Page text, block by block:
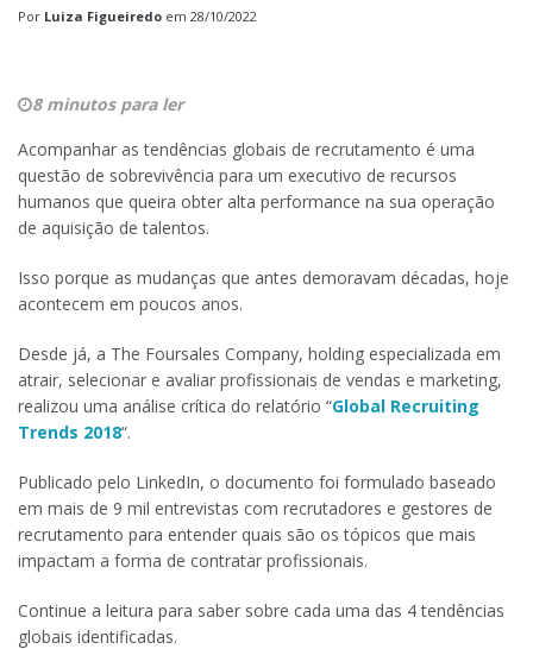
Por Luiza Figueiredo em 28/10/2022
8 minutos para ler
Acompanhar as tendências globais de recrutamento é uma
questão de sobrevivência para um executivo de recursos
humanos que queira obter alta performance na sua operação
de aquisição de talentos.
Isso porque as mudanças que antes demoravam décadas, hoje
acontecem em poucos anos.
Desde já, a The Foursales Company, holding especializada em
atrair, selecionar e avaliar profissionais de vendas e marketing,
realizou uma análise crítica do relatório “Global Recruiting
Trends 2018“.
Publicado pelo LinkedIn, o documento foi formulado baseado
em mais de 9 mil entrevistas com recrutadores e gestores de
recrutamento para entender quais são os tópicos que mais
impactam a forma de contratar profissionais.
Continue a leitura para saber sobre cada uma das 4 tendências
globais identificadas.